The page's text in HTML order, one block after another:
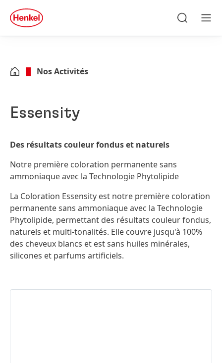
Skip to footer
quick
search
Nos Activités
Essensity
Des résultats couleur fondus et naturels
Notre première coloration permanente sans
ammoniaque avec la Technologie Phytolipide
La Coloration Essensity est notre première coloration
permanente sans ammoniaque avec la Technologie
Phytolipide, permettant des résultats couleur fondus,
naturels et multi-tonalités. Elle couvre jusqu'à 100%
des cheveux blancs et est sans huiles minérales,
silicones et parfums artificiels.